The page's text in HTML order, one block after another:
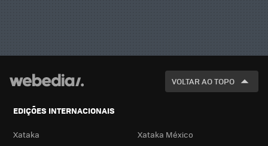
VOLTAR AO TOPO
EDIÇÕES INTERNACIONAIS
Xataka Xataka México